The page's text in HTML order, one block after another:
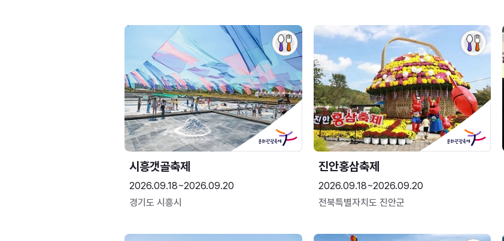
시흥갯골축제
2026.09.18~2026.09.20
경기도 시흥시
진안홍삼축제
2026.09.18~2026.09.20
전북특별자치도 진안군